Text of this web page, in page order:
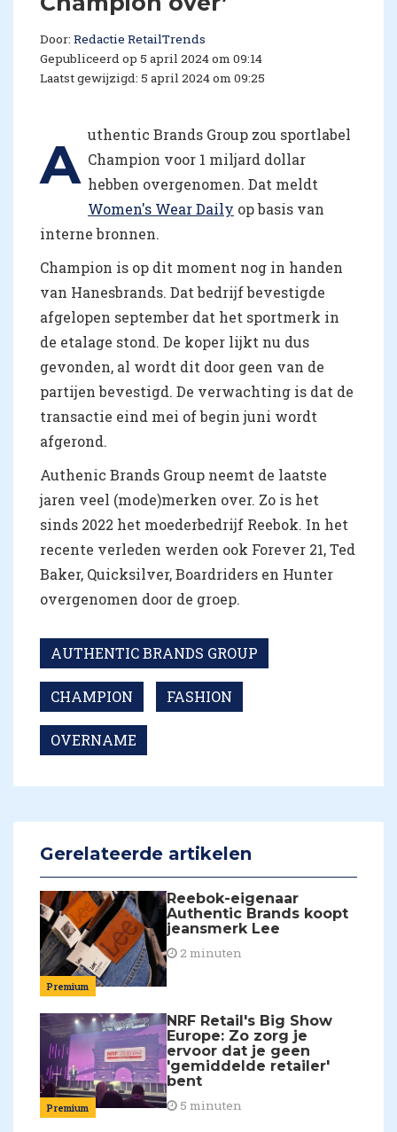
Door: Redactie RetailTrends
Gepubliceerd op 5 april 2024 om 09:14
Laatst gewijzigd: 5 april 2024 om 09:25
A uthentic Brands Group zou sportlabel
Champion voor 1 miljard dollar
hebben overgenomen. Dat meldt
Women's Wear Daily op basis van
interne bronnen.
Champion is op dit moment nog in handen
van Hanesbrands. Dat bedrijf bevestigde
afgelopen september dat het sportmerk in
de etalage stond. De koper lijkt nu dus
gevonden, al wordt dit door geen van de
partijen bevestigd. De verwachting is dat de
transactie eind mei of begin juni wordt
afgerond.
Authenic Brands Group neemt de laatste
jaren veel (mode)merken over. Zo is het
sinds 2022 het moederbedrijf Reebok. In het
recente verleden werden ook Forever 21, Ted
Baker, Quicksilver, Boardriders en Hunter
overgenomen door de groep.
AUTHENTIC BRANDS GROUP
CHAMPION FASHION
OVERNAME
Gerelateerde artikelen
Premium
Reebok-eigenaar
Authentic Brands koopt
jeansmerk Lee
2 minuten
Premium
NRF Retail's Big Show
Europe: Zo zorg je
ervoor dat je geen
'gemiddelde retailer'
bent
5 minuten